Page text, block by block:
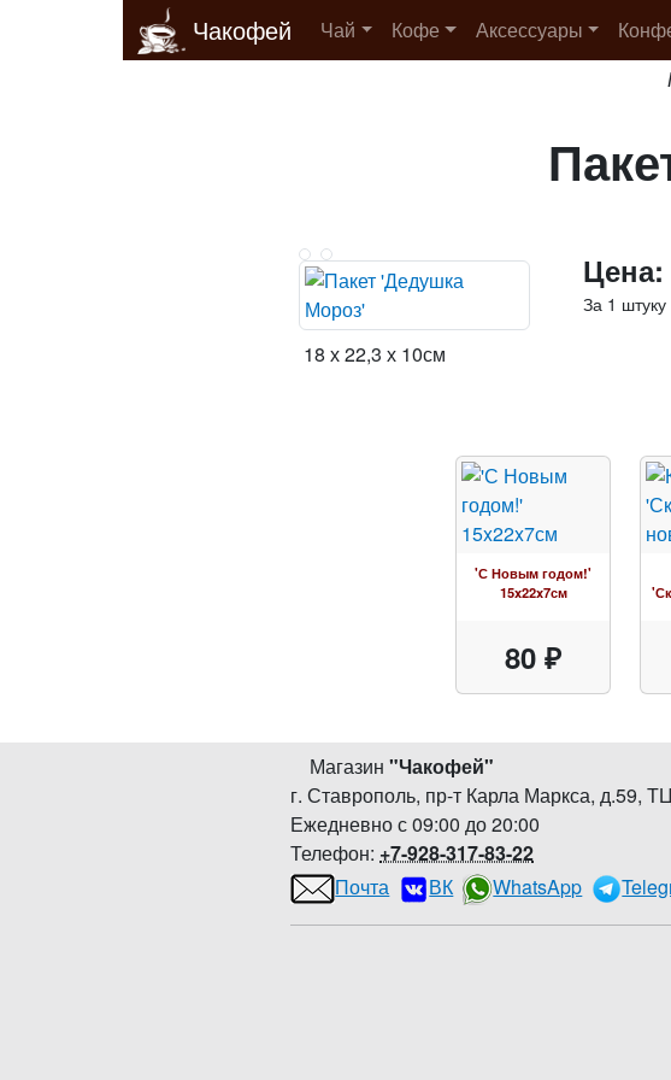
Чакофей Чай Кофе Аксессуары
Цена:
За 1 штуку
18 х 22,3 х 10см
'С Новым годом!'
15x22x7см
80 ₽
Магазин"Чакофей"
г. Ставрополь, пр-т Карла Маркса, д.59,
Ежедневно с 09:00 до 20:00
Телефон: +7-928-317-83-22
Почта
ВК WhatsApp